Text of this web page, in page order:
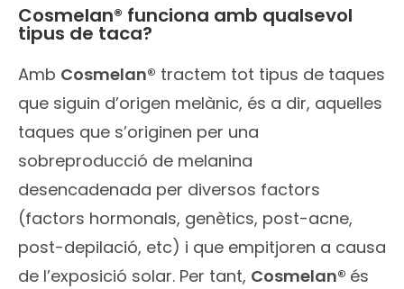
Cosmelan® funciona amb qualsevol
tipus de taca?
Amb Cosmelan® tractem tot tipus de taques
que siguin d’origen melànic, és a dir, aquelles
taques que s’originen per una
sobreproducció de melanina
desencadenada per diversos factors
(factors hormonals, genètics, post-acne,
post-depilació, etc) i que empitjoren a causa
de l’exposició solar. Per tant, Cosmelan® és